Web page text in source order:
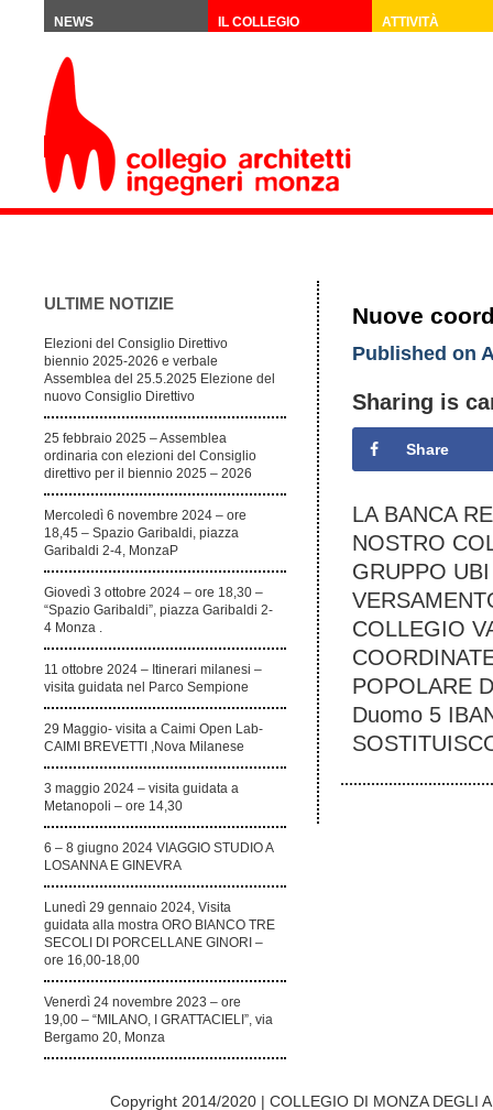
NEWS IL COLLEGIO ATTIVITÀ
ULTIME NOTIZIE
Elezioni del Consiglio Direttivo
biennio 2025-2026 e verbale
Assemblea del 25.5.2025 Elezione del
nuovo Consiglio Direttivo
25 febbraio 2025 – Assemblea
ordinaria con elezioni del Consiglio
direttivo per il biennio 2025 – 2026
Mercoledì 6 novembre 2024 – ore
18,45 – Spazio Garibaldi, piazza
Garibaldi 2-4, MonzaP
Giovedì 3 ottobre 2024 – ore 18,30 –
“Spazio Garibaldi”, piazza Garibaldi 2-
4 Monza .
11 ottobre 2024 – Itinerari milanesi –
visita guidata nel Parco Sempione
29 Maggio- visita a Caimi Open Lab-
CAIMI BREVETTI ,Nova Milanese
3 maggio 2024 – visita guidata a
Metanopoli – ore 14,30
6 – 8 giugno 2024 VIAGGIO STUDIO A
LOSANNA E GINEVRA
Lunedì 29 gennaio 2024, Visita
guidata alla mostra ORO BIANCO TRE
SECOLI DI PORCELLANE GINORI –
ore 16,00-18,00
Venerdì 24 novembre 2023 – ore
19,00 – “MILANO, I GRATTACIELI”, via
Bergamo 20, Monza
Nuove
Published on
Sharing is
Share
LA BANCA
NOSTRO
GRUPPO
COLLEGIO
POPOLARE
Duomo 5
Copyright 2014/2020 | COLLEGIO DI MONZA DEGLI